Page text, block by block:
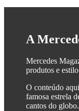
A
Mercedes
produtos e
O conteúdo
famosa estrela
cantos do globo.